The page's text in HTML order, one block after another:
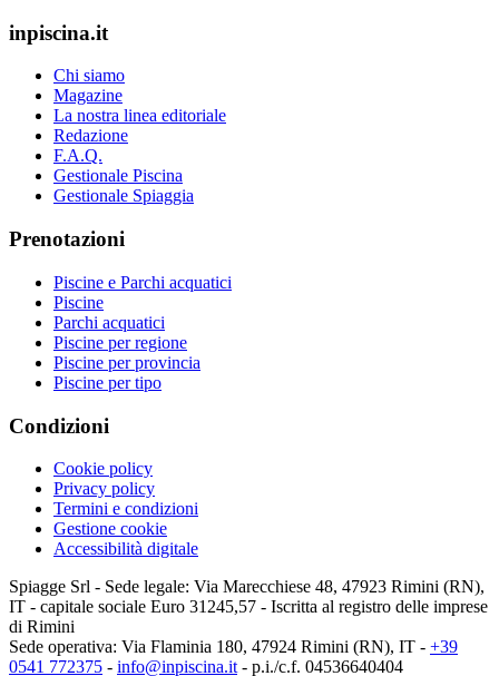
inpiscina.it
Chi siamo
Magazine
La nostra linea editoriale
Redazione
F.A.Q.
Gestionale Piscina
Gestionale Spiaggia
Prenotazioni
Piscine e Parchi acquatici
Piscine
Parchi acquatici
Piscine per regione
Piscine per provincia
Piscine per tipo
Condizioni
Cookie policy
Privacy policy
Termini e condizioni
Gestione cookie
Accessibilità digitale
Spiagge Srl - Sede legale: Via Marecchiese 48, 47923 Rimini (RN),
IT - capitale sociale Euro 31245,57 - Iscritta al registro delle imprese
di Rimini
Sede operativa: Via Flaminia 180, 47924 Rimini (RN), IT - +39
0541 772375 - info@inpiscina.it - p.i./c.f. 04536640404